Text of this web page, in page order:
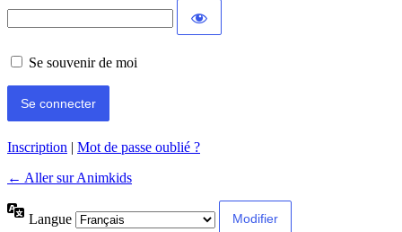
Se souvenir de moi
Inscription | Mot de passe oublié ?
← Aller sur Animkids
Langue